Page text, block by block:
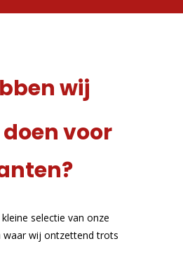
wij
voor
selectie van onze
waar wij ontzettend trots